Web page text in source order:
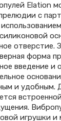
Elation
с
отверстие.
форма
введение и
и удобным.
игрушки